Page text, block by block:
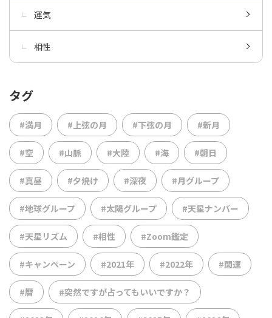
運気
相性
タグ
#満月 #上弦の月 #下弦の月 #新月
#空 #山脈 #大陸 #海 #朝日
#真昼 #夕焼け #深夜 #月グループ
#地球グループ #太陽グループ #天星ナンバー
#天星リズム #相性 #Zoom鑑定
#キャンペーン #2021年 #2022年 #開運
#暦 #突然ですが占ってもいいですか？